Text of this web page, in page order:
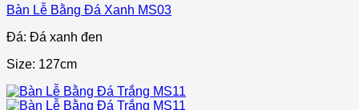
Bàn Lễ Bằng Đá Xanh MS03
Đá: Đá xanh đen
Size: 127cm